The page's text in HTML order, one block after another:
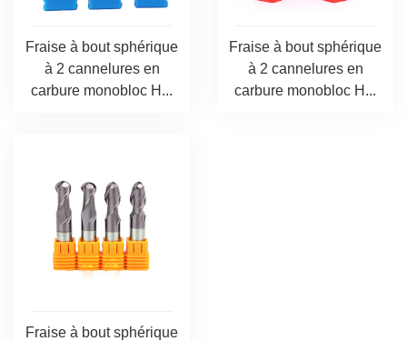
Fraise à bout sphérique
à 2 cannelures en
carbure monobloc H...
Fraise à bout sphérique
à 2 cannelures en
carbure monobloc H...
Fraise à bout sphérique